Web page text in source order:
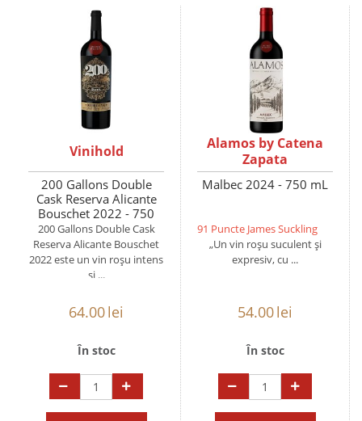
Vinihold
200 Gallons Double
Cask Reserva Alicante
Bouschet 2022 - 750
mL
200 Gallons Double Cask
Reserva Alicante Bouschet
2022 este un vin roșu intens
și ...
64.00lei
În stoc
Alamos by Catena
Zapata
Malbec 2024 - 750 mL
91 Puncte James Suckling
„Un vin roșu suculent și
expresiv, cu ...
54.00lei
În stoc